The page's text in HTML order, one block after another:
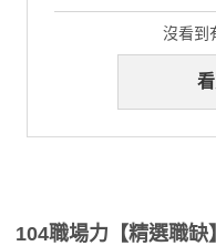
沒看到
104職場力【精選職缺